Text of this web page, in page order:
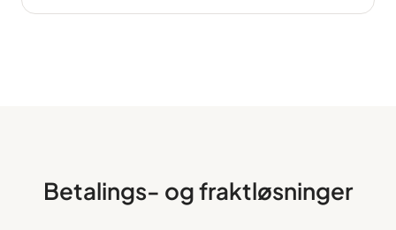
Betalings- og fraktløsninger